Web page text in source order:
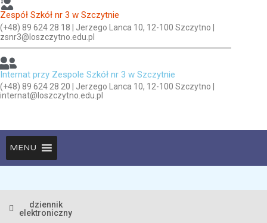
Zespół Szkół nr 3 w Szczytnie
(+48) 89 624 28 18 | Jerzego Lanca 10, 12-100 Szczytno |
zsnr3@loszczytno.edu.pl
Internat przy Zespole Szkół nr 3 w Szczytnie
(+48) 89 624 28 20 | Jerzego Lanca 10, 12-100 Szczytno |
internat@loszczytno.edu.pl
MENU
dziennik
elektroniczny